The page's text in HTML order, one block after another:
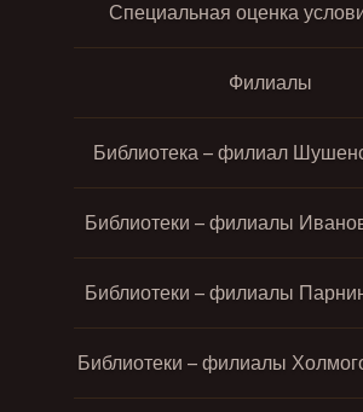
Специальная оценка
Филиалы
Библиотека – филиал
Библиотеки – филиалы
Библиотеки – филиалы
Библиотеки – филиалы